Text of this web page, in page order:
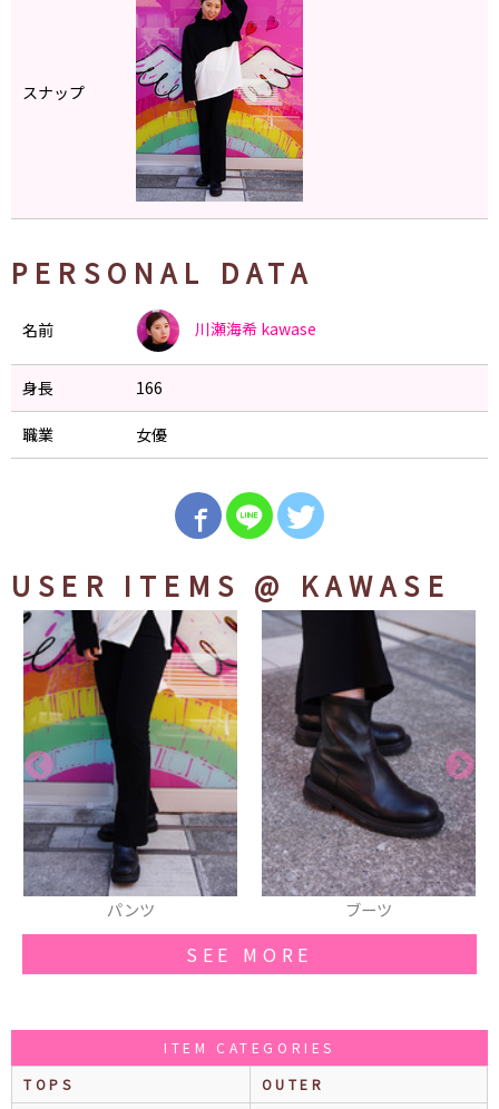
スナップ
PERSONAL DATA
名前 川瀬海希 kawase
身長 166
職業 女優
USER ITEMS @ KAWASE
パンツ ブーツ
SEE MORE
ITEM CATEGORIES
TOPS
OUTER